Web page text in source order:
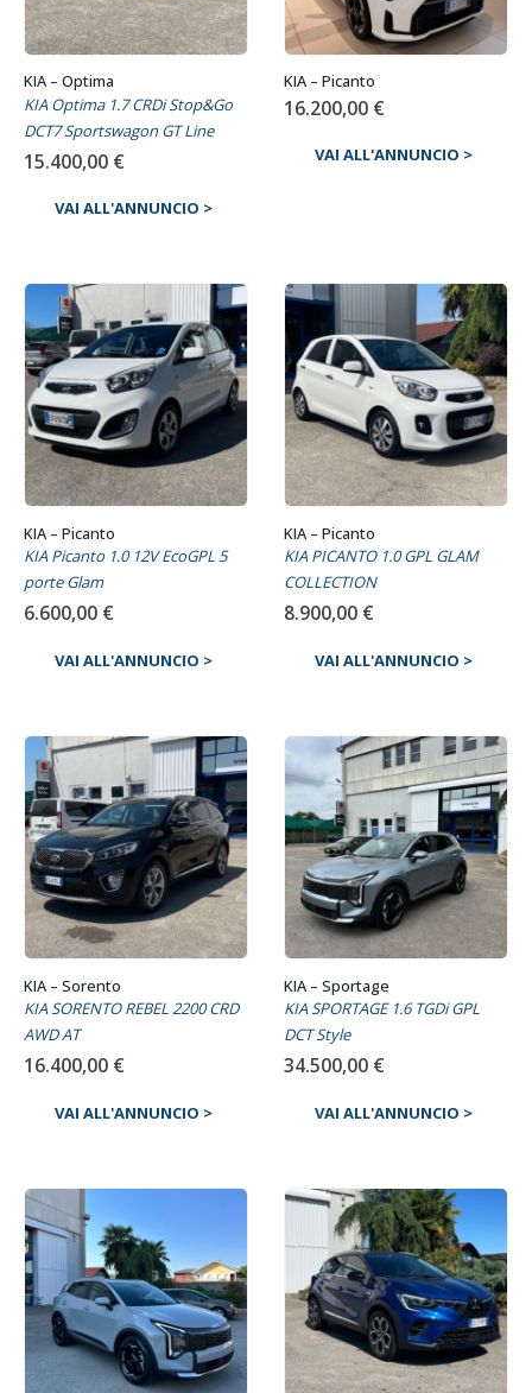
KIA – Optima
KIA Optima 1.7 CRDi Stop&Go
DCT7 Sportswagon GT Line
15.400,00 €
VAI ALL'ANNUNCIO >
KIA – Picanto
16.200,00 €
VAI ALL'ANNUNCIO >
KIA – Picanto
KIA Picanto 1.0 12V EcoGPL 5
porte Glam
6.600,00 €
VAI ALL'ANNUNCIO >
KIA – Picanto
KIA PICANTO 1.0 GPL GLAM
COLLECTION
8.900,00 €
VAI ALL'ANNUNCIO >
KIA – Sorento
KIA SORENTO REBEL 2200 CRD
AWD AT
16.400,00 €
VAI ALL'ANNUNCIO >
KIA – Sportage
KIA SPORTAGE 1.6 TGDi GPL
DCT Style
34.500,00 €
VAI ALL'ANNUNCIO >